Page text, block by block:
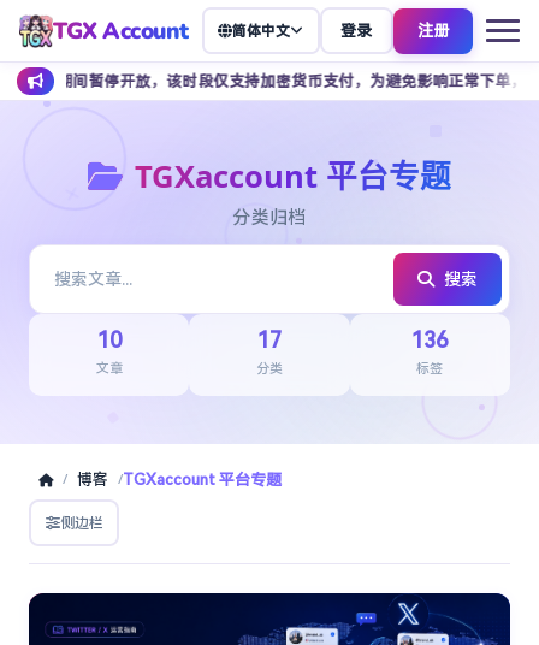
TGX Account 简体中文 登录 注册
停开放，该时段仅支持加密货币支付，为避免影响正常下单，建议提前安
TGXaccount 平台专题
分类归档
搜索
10
文章
17
分类
136
标签
/ 博客 /TGXaccount 平台专题
侧边栏